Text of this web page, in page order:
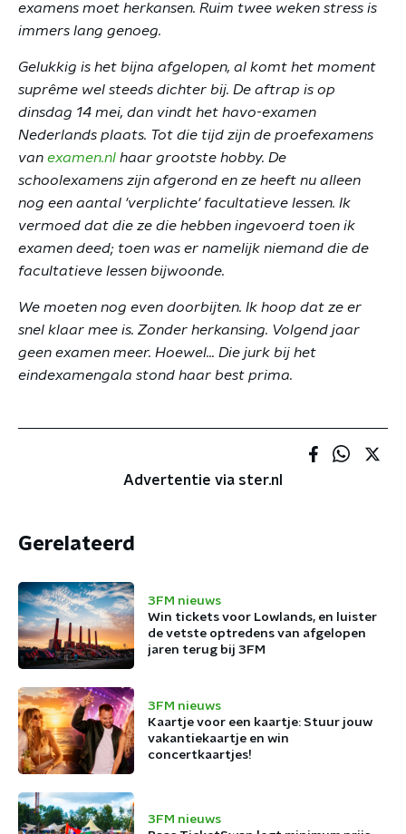
examens moet herkansen. Ruim twee weken stress is
immers lang genoeg.
Gelukkig is het bijna afgelopen, al komt het moment
suprême wel steeds dichter bij. De aftrap is op
dinsdag 14 mei, dan vindt het havo-examen
Nederlands plaats. Tot die tijd zijn de proefexamens
van examen.nl haar grootste hobby. De
schoolexamens zijn afgerond en ze heeft nu alleen
nog een aantal 'verplichte' facultatieve lessen. Ik
vermoed dat die ze die hebben ingevoerd toen ik
examen deed; toen was er namelijk niemand die de
facultatieve lessen bijwoonde.
We moeten nog even doorbijten. Ik hoop dat ze er
snel klaar mee is. Zonder herkansing. Volgend jaar
geen examen meer. Hoewel... Die jurk bij het
eindexamengala stond haar best prima.
Advertentie via ster.nl
Gerelateerd
3FM nieuws
Win tickets voor Lowlands, en luister
de vetste optredens van afgelopen
jaren terug bij 3FM
3FM nieuws
Kaartje voor een kaartje: Stuur jouw
vakantiekaartje en win
concertkaartjes!
3FM nieuws